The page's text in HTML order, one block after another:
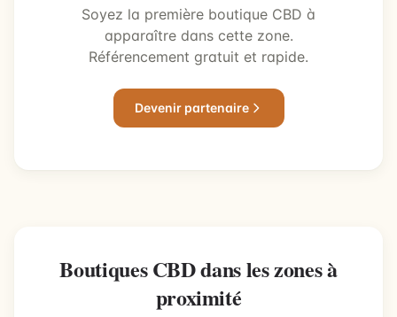
Soyez la première boutique CBD à
apparaître dans cette zone.
Référencement gratuit et rapide.
Devenir partenaire
Boutiques CBD dans les zones à
proximité